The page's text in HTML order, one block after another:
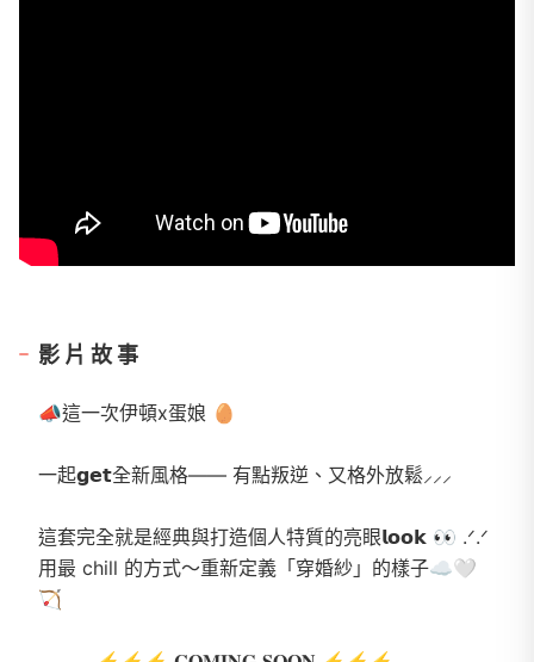
影片故事
📣這一次伊頓x蛋娘 🥚
一起𝗴𝗲𝘁全新風格—— 有點叛逆、又格外放鬆⸝⸝⸝
這套完全就是經典與打造個人特質的亮眼𝗹𝗼𝗼𝗸 👀 .ᐟ.ᐟ
用最 chill 的方式～重新定義「穿婚紗」的樣子☁️🤍
🏹